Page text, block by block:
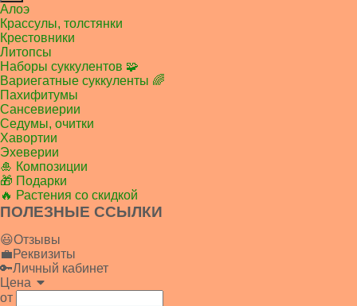
Алоэ
Крассулы, толстянки
Крестовники
Литопсы
Наборы суккулентов 🧩
Вариегатные суккуленты 🌈
Пахифитумы
Сансевиерии
Седумы, очитки
Хавортии
Эхеверии
🎍 Композиции
🎁 Подарки
🔥 Растения со скидкой
ПОЛЕЗНЫЕ ССЫЛКИ
😃Отзывы
💼Реквизиты
🔑Личный кабинет
Цена
от